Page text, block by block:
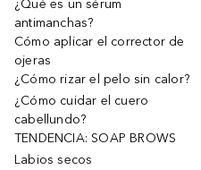
¿Qué es un sérum
antimanchas?
Cómo aplicar el corrector de
ojeras
¿Cómo rizar el pelo sin calor?
¿Cómo cuidar el cuero
cabellundo?
TENDENCIA: SOAP BROWS
Labios secos